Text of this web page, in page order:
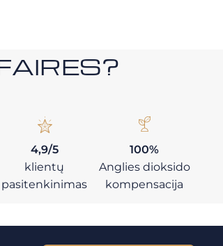
4,9/5
klientų
pasitenkinimas
100%
Anglies dioksido
kompensacija